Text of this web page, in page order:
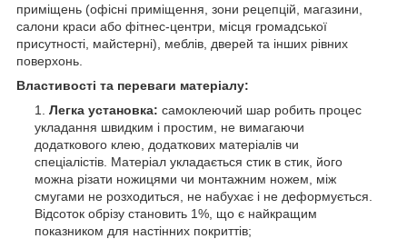
приміщень (офісні приміщення, зони рецепцій, магазини,
салони краси або фітнес-центри, місця громадської
присутності, майстерні), меблів, дверей та інших рівних
поверхонь.
Властивості та переваги матеріалу:
Легка установка: самоклеючий шар робить процес
укладання швидким і простим, не вимагаючи
додаткового клею, додаткових матеріалів чи
спеціалістів. Матеріал укладається стик в стик, його
можна різати ножицями чи монтажним ножем, між
смугами не розходиться, не набухає і не деформується.
Відсоток обрізу становить 1%, що є найкращим
показником для настінних покриттів;